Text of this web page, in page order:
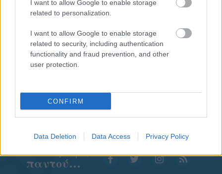
I want to allow Google to enable storage
related to personalization.
I want to allow Google to enable storage
related to security, including authentication
functionality and fraud prevention, and other
user protection.
CONFIRM
Data Deletion Data Access Privacy Policy
Aκολουθήστε μας
παντού…